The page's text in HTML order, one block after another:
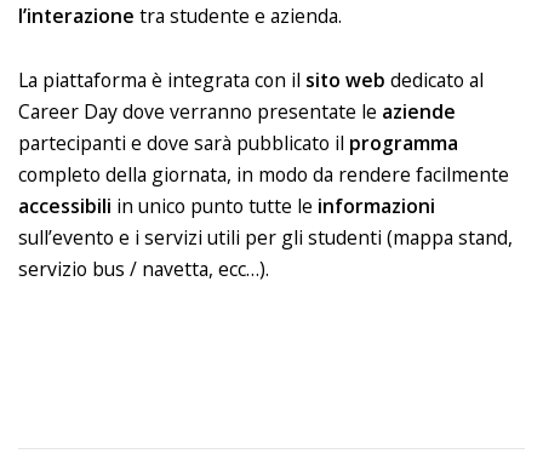
l’interazione tra studente e azienda.
La piattaforma è integrata con il sito web dedicato al
Career Day dove verranno presentate le aziende
partecipanti e dove sarà pubblicato il programma
completo della giornata, in modo da rendere facilmente
accessibili in unico punto tutte le informazioni
sull’evento e i servizi utili per gli studenti (mappa stand,
servizio bus / navetta, ecc…).